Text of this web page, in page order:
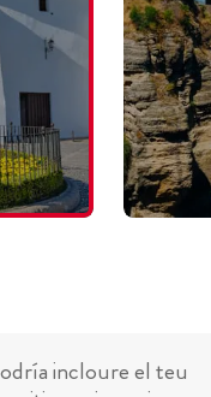
incloure el teu